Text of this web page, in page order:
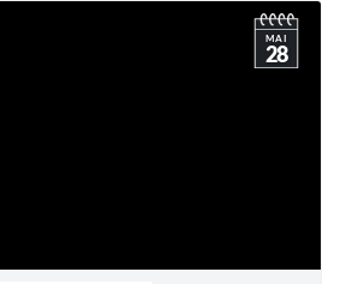
MAI
28